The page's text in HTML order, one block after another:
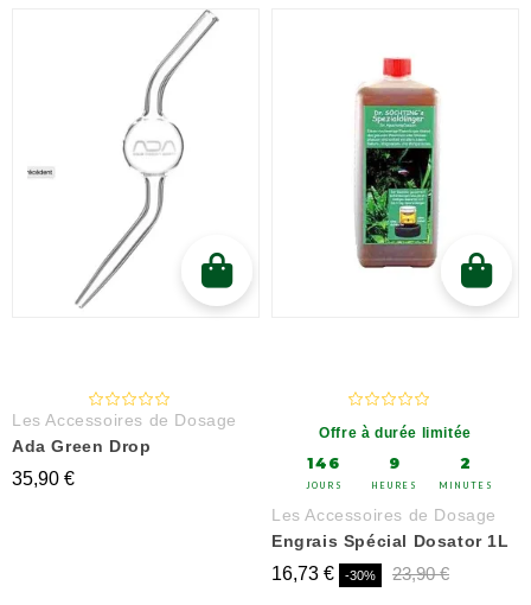
Les Accessoires de Dosage
Ada Green Drop
35,90 €
Offre à durée limitée
146
JOURS
9
HEURES
2
MINUTES
Les Accessoires de Dosage
Engrais Spécial Dosator 1L
16,73 € -30% 23,90 €